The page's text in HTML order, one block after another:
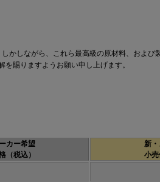
かしながら、これら最高級の原材料、および
賜りますようお願い申し上げます。
カー希望
（税込）
新
小売